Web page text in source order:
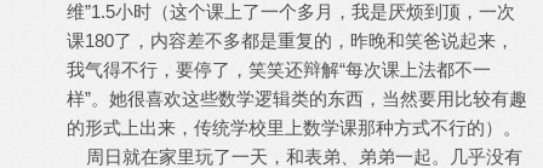
维”1.5小时（这个课上了一个多月，我是厌烦到顶，一次
课180了，内容差不多都是重复的，昨晚和笑爸说起来，
我气得不行，要停了，笑笑还辩解“每次课上法都不一
样”。她很喜欢这些数学逻辑类的东西，当然要用比较有趣
的形式上出来，传统学校里上数学课那种方式不行的）。
周日就在家里玩了一天，和表弟、弟弟一起。几乎没有